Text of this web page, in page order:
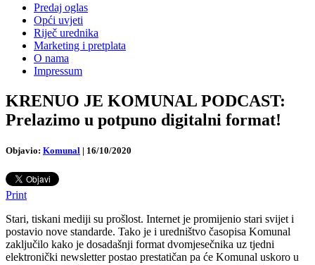
Predaj oglas
Opći uvjeti
Riječ urednika
Marketing i pretplata
O nama
Impressum
KRENUO JE KOMUNAL PODCAST:
Prelazimo u potpuno digitalni format!
Objavio: Komunal | 16/10/2020
Print
Stari, tiskani mediji su prošlost. Internet je promijenio stari svijet i
postavio nove standarde. Tako je i uredništvo časopisa Komunal
zaključilo kako je dosadašnji format dvomjesečnika uz tjedni
elektronički newsletter postao prestatičan pa će Komunal uskoro u